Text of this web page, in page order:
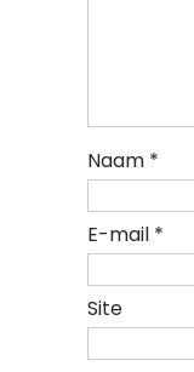
Naam *
E-mail *
Site